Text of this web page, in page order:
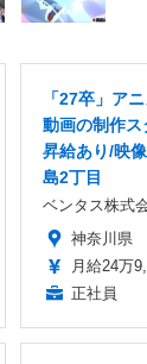
「27卒」ア
動画の制作ス
昇給あり/映
島2丁目
ベンタス株式
神奈川県
月給24万
正社員